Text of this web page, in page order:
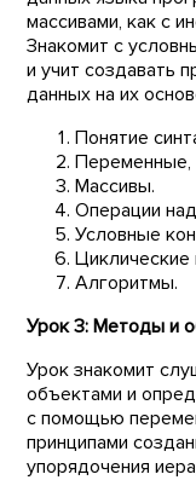
массивами, как с
Знакомит с
и учит создавать
данных на их
Понятие
Переменные,
Массивы.
Операции
Условные
Циклические
Алгоритмы.
Урок 3: Методы и
Урок знакомит
объектами и
с помощью
принципами
упорядочения